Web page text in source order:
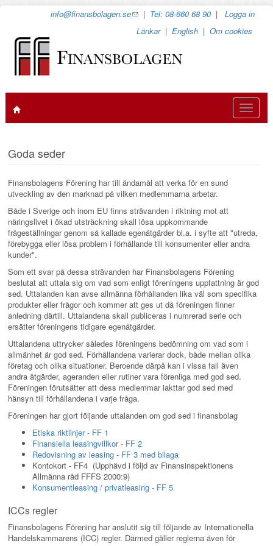
info@finansbolagen.se(link
e-
| Tel: 08-660 68 90 |Logga in
Länkar|English |Om cookies
Toggle
Goda seder
Finansbolagens Förening har till ändamål att verka för en sund
utveckling av den marknad på vilken medlemmarna arbetar.
Både i Sverige och inom EU finns strävanden i riktning mot att
näringslivet i ökad utsträckning skall lösa uppkommande
frågeställningar genom så kallade egenåtgärder bl.a. i syfte att "utreda,
förebygga eller lösa problem i förhållande till konsumenter eller andra
kunder".
Som ett svar på dessa strävanden har Finansbolagens Förening
beslutat att uttala sig om vad som enligt föreningens uppfattning är god
sed. Uttalanden kan avse allmänna förhållanden lika väl som specifika
produkter eller frågor och kommer att ges ut då föreningen finner
anledning därtill. Uttalandena skall publiceras i numrerad serie och
ersätter föreningens tidigare egenåtgärder.
Uttalandena uttrycker således föreningens bedömning om vad som i
allmänhet är god sed. Förhållandena varierar dock, både mellan olika
företag och olika situationer. Beroende därpå kan i vissa fall även
andra åtgärder, ageranden eller rutiner vara förenliga med god sed.
Föreningen förutsätter att dess medlemmar iakttar god sed med
hänsyn till förhållandena i varje fråga.
Föreningen har gjort följande uttalanden om god sed i finansbolag
Etiska riktlinjer - FF 1
Finansiella leasingvillkor - FF 2
Redovisning av leasing - FF 3 med bilaga
Kontokort - FF4 (Upphävd i följd av Finansinspektionens
Allmänna råd FFFS 2000:9)
Konsumentleasing / privatleasing - FF 5
ICCs regler
Finansbolagens Förening har anslutit sig till följande av Internationella
Handelskammarens (ICC) regler. Därmed gäller reglerna även för